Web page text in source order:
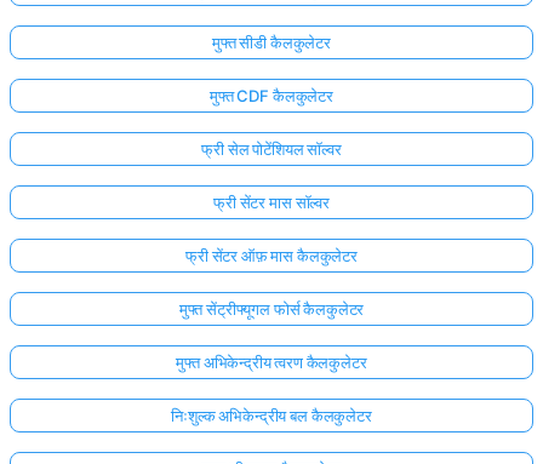
मुफ्त सीडी कैलकुलेटर
मुफ्त CDF कैलकुलेटर
फ्री सेल पोटेंशियल सॉल्वर
फ्री सेंटर मास सॉल्वर
फ्री सेंटर ऑफ़ मास कैलकुलेटर
मुफ्त सेंट्रीफ्यूगल फोर्स कैलकुलेटर
मुफ्त अभिकेन्द्रीय त्वरण कैलकुलेटर
निःशुल्क अभिकेन्द्रीय बल कैलकुलेटर